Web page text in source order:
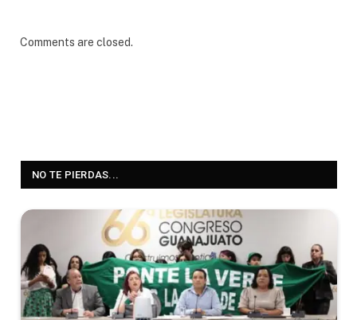
Comments are closed.
NO TE PIERDAS...